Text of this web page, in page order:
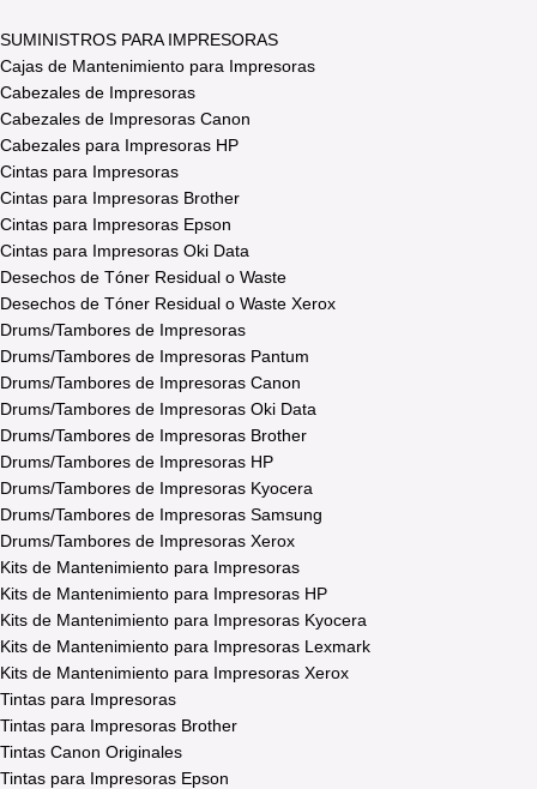
SUMINISTROS PARA IMPRESORAS
Cajas de Mantenimiento para Impresoras
Cabezales de Impresoras
Cabezales de Impresoras Canon
Cabezales para Impresoras HP
Cintas para Impresoras
Cintas para Impresoras Brother
Cintas para Impresoras Epson
Cintas para Impresoras Oki Data
Desechos de Tóner Residual o Waste
Desechos de Tóner Residual o Waste Xerox
Drums/Tambores de Impresoras
Drums/Tambores de Impresoras Pantum
Drums/Tambores de Impresoras Canon
Drums/Tambores de Impresoras Oki Data
Drums/Tambores de Impresoras Brother
Drums/Tambores de Impresoras HP
Drums/Tambores de Impresoras Kyocera
Drums/Tambores de Impresoras Samsung
Drums/Tambores de Impresoras Xerox
Kits de Mantenimiento para Impresoras
Kits de Mantenimiento para Impresoras HP
Kits de Mantenimiento para Impresoras Kyocera
Kits de Mantenimiento para Impresoras Lexmark
Kits de Mantenimiento para Impresoras Xerox
Tintas para Impresoras
Tintas para Impresoras Brother
Tintas Canon Originales
Tintas para Impresoras Epson